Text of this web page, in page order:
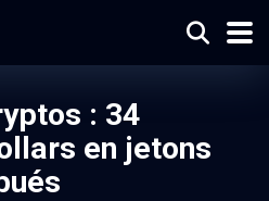
: 34
en jetons